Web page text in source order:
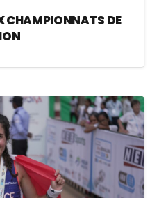
CHAMPIONNATS DE